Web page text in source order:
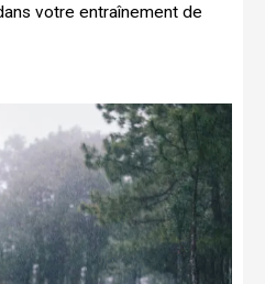
votre entraînement de